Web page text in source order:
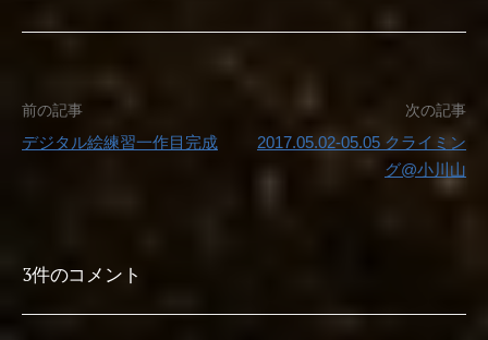
投
ビ
ゲ
前の記事
デジタル絵練習一作目完成
次の記事
2017.05.02-05.05 クライミン
グ@小川山
3件のコメント